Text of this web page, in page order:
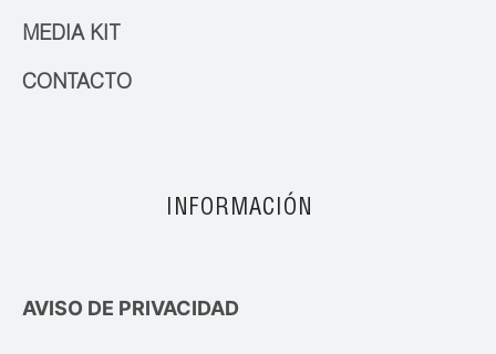
MEDIA KIT
CONTACTO
INFORMACIÓN
AVISO DE PRIVACIDAD